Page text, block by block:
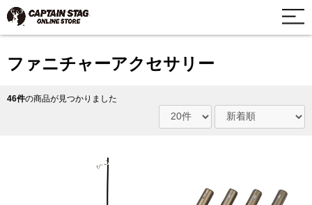
ファニチャーアクセサリー
46件の商品が見つかりました